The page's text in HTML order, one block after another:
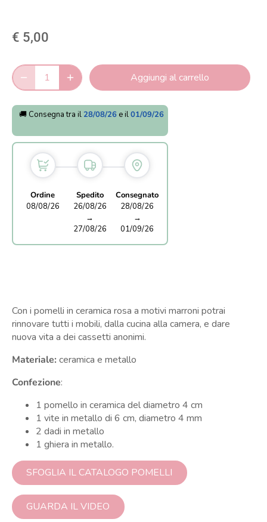
€ 5,00
Aggiungi al carrello
🚚 Consegna tra il 28/08/26 e il01/09/26
Ordine
08/08/26
Spedito
26/08/26
→
27/08/26
Consegnato
28/08/26
→
01/09/26
Con i pomelli in ceramica rosa a motivi marroni potrai
rinnovare tutti i mobili, dalla cucina alla camera, e dare
nuova vita a dei cassetti anonimi.
Materiale: ceramica e metallo
Confezione:
1 pomello in ceramica del diametro 4 cm
1 vite in metallo di 6 cm, diametro 4 mm
2 dadi in metallo
1 ghiera in metallo.
SFOGLIA IL CATALOGO POMELLI
GUARDA IL VIDEO